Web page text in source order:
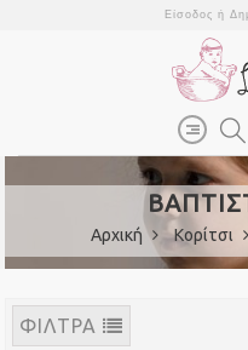
Είσοδος ή
Αρχική Κορίτσι
ΦΙΛΤΡΑ